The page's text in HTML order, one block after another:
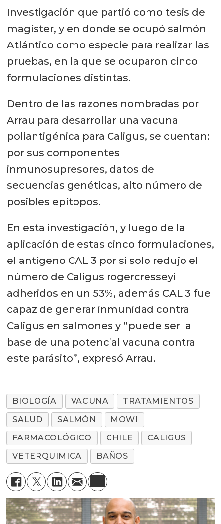
Investigación que partió como tesis de
magíster, y en donde se ocupó salmón
Atlántico como especie para realizar las
pruebas, en la que se ocuparon cinco
formulaciones distintas.
Dentro de las razones nombradas por
Arrau para desarrollar una vacuna
poliantigénica para Caligus, se cuentan:
por sus componentes
inmunosupresores, datos de
secuencias genéticas, alto número de
posibles epítopos.
En esta investigación, y luego de la
aplicación de estas cinco formulaciones,
el antígeno CAL 3 por si solo redujo el
número de Caligus rogercresseyi
adheridos en un 53%, además CAL 3 fue
capaz de generar inmunidad contra
Caligus en salmones y “puede ser la
base de una potencial vacuna contra
este parásito”, expresó Arrau.
BIOLOGÍA VACUNA
TRATAMIENTOS
SALUD
SALMÓN
MOWI
FARMACOLÓGICO
CHILE
CALIGUS
VETERQUIMICA
BAÑOS